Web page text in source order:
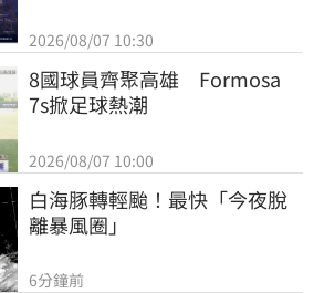
2026/08/07 10:30
8國球員齊聚高雄　Formosa
7s掀足球熱潮
2026/08/07 10:00
白海豚轉輕颱！最快「今夜脫
離暴風圈」
6分鐘前